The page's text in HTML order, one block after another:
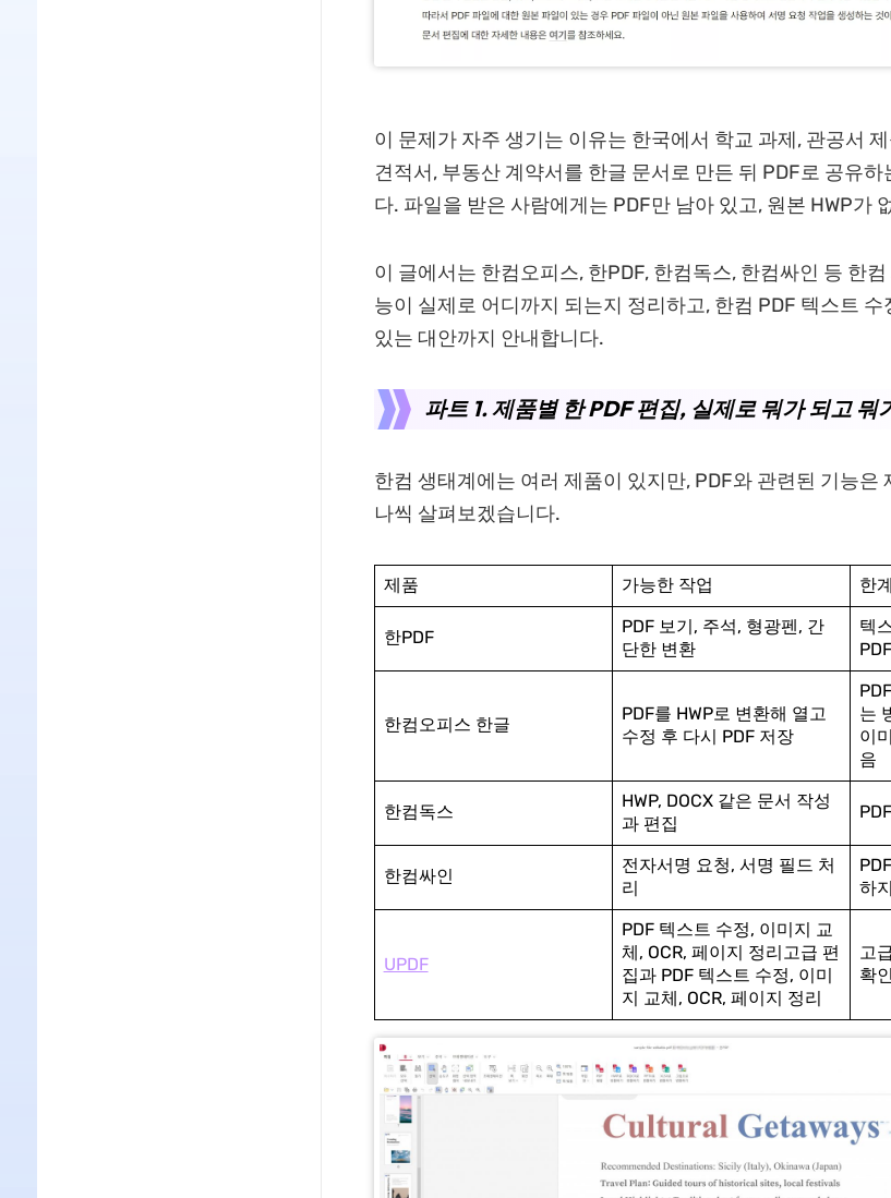
이 문제가 자주 생기는 이유는 한국에서 학교 과제, 관공서
견적서, 부동산 계약서를 한글 문서로 만든 뒤 PDF로 공유하
다. 파일을 받은 사람에게는 PDF만 남아 있고, 원본 HWP가
이 글에서는 한컴오피스, 한PDF, 한컴독스, 한컴싸인 등 한
능이 실제로 어디까지 되는지 정리하고, 한컴 PDF 텍스트 수
있는 대안까지 안내합니다.
파트 1. 제품별 한 PDF 편집, 실제로 뭐가 되고 뭐
한컴 생태계에는 여러 제품이 있지만, PDF와 관련된 기능은
나씩 살펴보겠습니다.
제품 가능한 작업 한계
한PDF
PDF 보기, 주석, 형광펜, 간
단한 변환
텍
한컴오피스 한글
PDF를 HWP로 변환해 열고
수정 후 다시 PDF 저장
는
이
음
한컴독스
HWP, DOCX 같은 문서 작성
과 편집
한컴싸인
전자서명 요청, 서명 필드 처
리
하
UPDF
PDF 텍스트 수정, 이미지 교
체, OCR, 페이지 정리고급 편
집과 PDF 텍스트 수정, 이미
지 교체, OCR, 페이지 정리
고
확